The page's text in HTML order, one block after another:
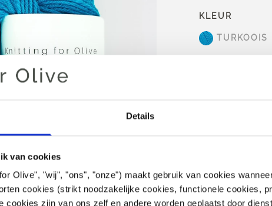
Details
van cookies
Olive", "wij", "ons", "onze") maakt gebruik van cookies
cookies (strikt noodzakelijke cookies, functionele cookies,
cookies zijn van ons zelf en andere worden geplaatst door
KLEUR
TURKOOIS
binnen de EU!
Knitting for Olive